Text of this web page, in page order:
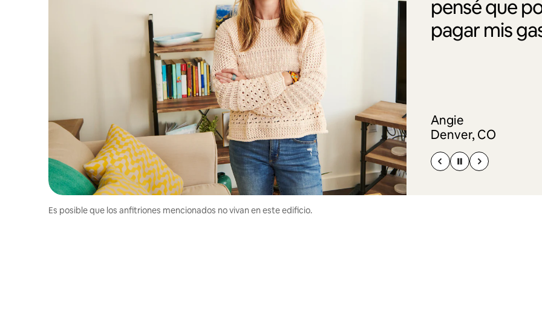
pensé que
pagar mis
Angie
Denver, CO
Es posible que los anfitriones mencionados no vivan en este edificio.